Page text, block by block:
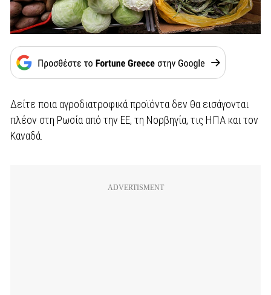
Δείτε ποια αγροδιατροφικά προϊόντα δεν θα εισάγονται
πλέον στη Ρωσία από την ΕΕ, τη Νορβηγία, τις ΗΠΑ και τον
Καναδά.